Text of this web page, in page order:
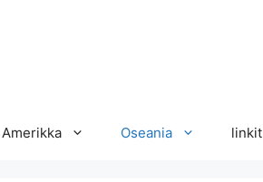
Amerikka Oseania linkit